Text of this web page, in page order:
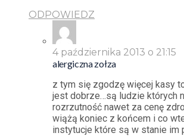
ODPOWIEDZ
4 października 2013 o 21:15
alergiczna zołza
z tym się zgodzę więcej kasy
jest dobrze…są ludzie których
rozrzutność nawet za cenę
wiążą koniec z końcem i co
instytucje które są w stanie im